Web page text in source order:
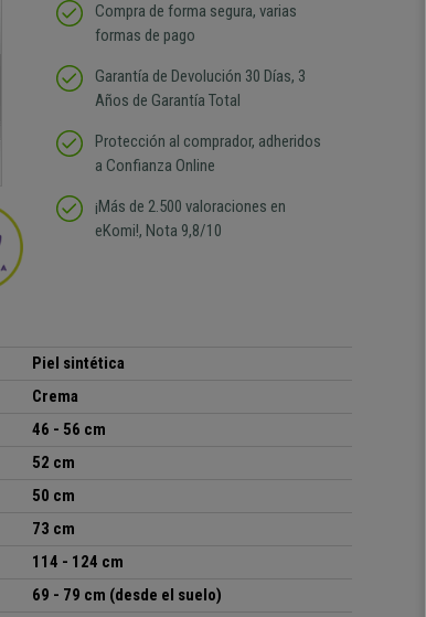
Si estoy contento
Excelente relacion
calidad precio Plazo de
entrega correcto.
Todo fenomenal , la
atención al cliente de 10,
Compra de forma segura, varias
formas de pago
Garantía de Devolución 30 Días, 3
Años de Garantía Total
Protección al comprador, adheridos
a Confianza Online
¡Más de 2.500 valoraciones en
eKomi!, Nota 9,8/10
Piel sintética
Crema
46 - 56 cm
52 cm
50 cm
73 cm
114 - 124 cm
69 - 79 cm (desde el suelo)